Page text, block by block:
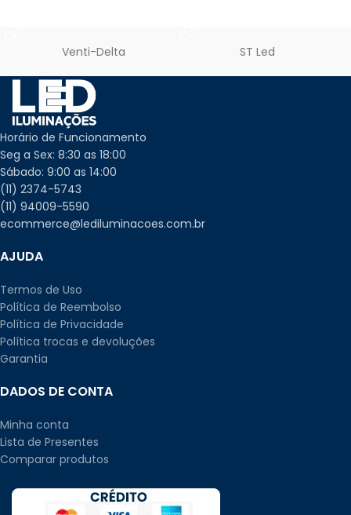
Venti-Delta ST Led
Horário de Funcionamento
Seg a Sex: 8:30 as 18:00
Sábado: 9:00 as 14:00
(11) 2374-5743
(11) 94009-5590
ecommerce@lediluminacoes.com.br
AJUDA
Termos de Uso
Política de Reembolso
Política de Privacidade
Política trocas e devoluções
Garantia
DADOS DE CONTA
Minha conta
Lista de Presentes
Comparar produtos